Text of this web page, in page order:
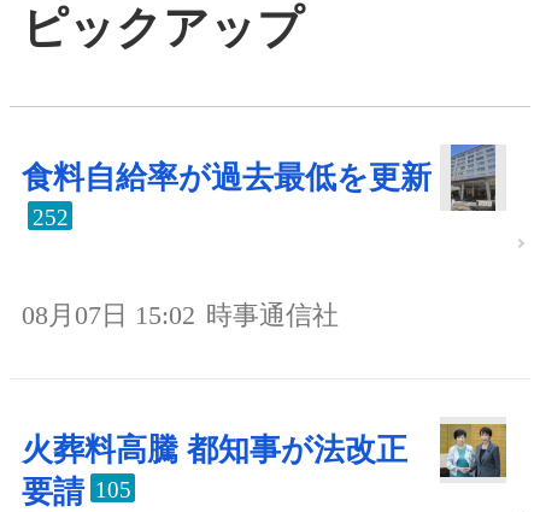
ピックアップ
食料自給率が過去最低を更新
252
08月07日 15:02 時事通信社
火葬料高騰 都知事が法改正
要請 105